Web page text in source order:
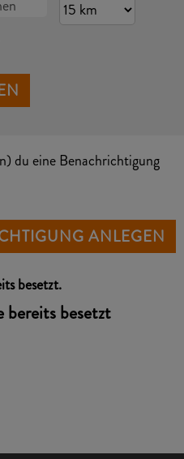
du eine Benachrichtigung
ANLEGEN
besetzt.
bereits besetzt